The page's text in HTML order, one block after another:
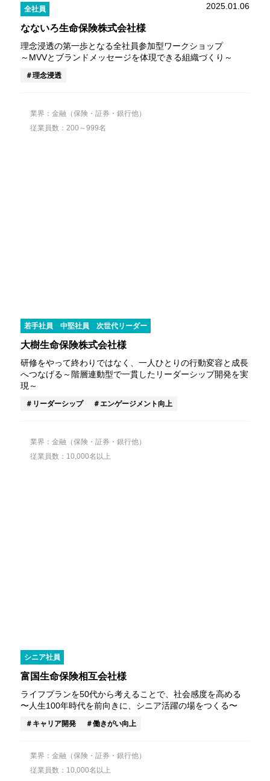
全社員 2025.01.06
なないろ生命保険株式会社様
理念浸透の第一歩となる全社員参加型ワークショップ
～MVVとブランドメッセージを体現できる組織づくり～
理念浸透
業界：金融（保険・証券・銀行他）
従業員数：200～999名
若手社員 中堅社員 次世代リーダー
大樹生命保険株式会社様
研修をやって終わりではなく、一人ひとりの行動変容と成長
へつなげる～階層連動型で一貫したリーダーシップ開発を実
現～
リーダーシップ エンゲージメント向上
業界：金融（保険・証券・銀行他）
従業員数：10,000名以上
シニア社員
富国生命保険相互会社様
ライフプランを50代から考えることで、社会感度を高める
〜人生100年時代を前向きに、シニア活躍の場をつくる〜
キャリア開発 働きがい向上
業界：金融（保険・証券・銀行他）
従業員数：10,000名以上